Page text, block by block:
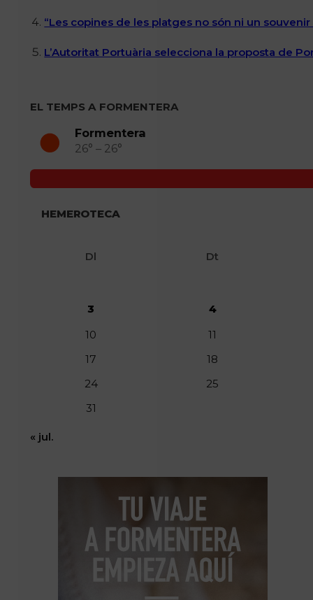
“Les copines de les platges no són ni un
L’Autoritat Portuària selecciona la proposta de
EL TEMPS A FORMENTERA
Formentera
26° – 26°
HEMEROTECA
Dl Dt
3
4
10
11
17
18
24
25
31
« jul.